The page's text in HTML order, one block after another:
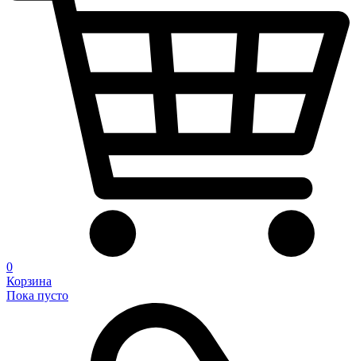
0
Корзина
Пока пусто